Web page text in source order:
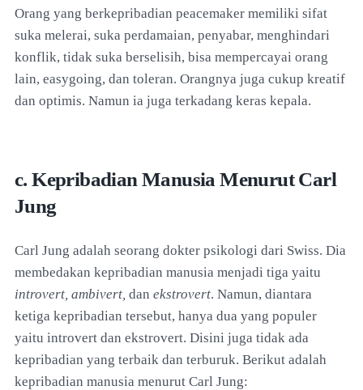
Orang yang berkepribadian peacemaker memiliki sifat
suka melerai, suka perdamaian, penyabar, menghindari
konflik, tidak suka berselisih, bisa mempercayai orang
lain, easygoing, dan toleran. Orangnya juga cukup kreatif
dan optimis. Namun ia juga terkadang keras kepala.
c. Kepribadian Manusia Menurut Carl
Jung
Carl Jung adalah seorang dokter psikologi dari Swiss. Dia
membedakan kepribadian manusia menjadi tiga yaitu
introvert, ambivert, dan ekstrovert. Namun, diantara
ketiga kepribadian tersebut, hanya dua yang populer
yaitu introvert dan ekstrovert. Disini juga tidak ada
kepribadian yang terbaik dan terburuk. Berikut adalah
kepribadian manusia menurut Carl Jung: